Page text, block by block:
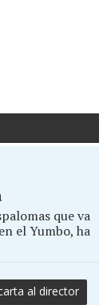
que va
el Yumbo, ha
al director